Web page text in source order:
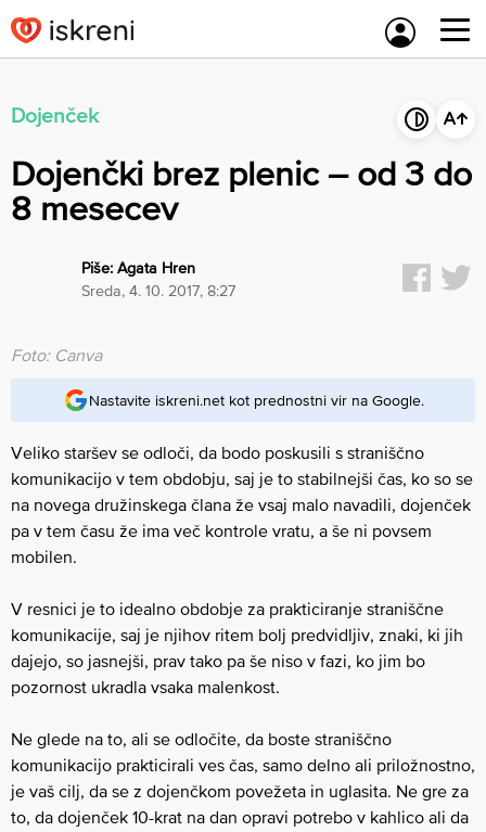
to
content
Dojenček
Dojenčki brez plenic – od 3 do
8 mesecev
Piše:Agata Hren
sreda, 4. 10. 2017, 8:27
Foto: Canva
Nastavite iskreni.net kot prednostni vir na Google.
Veliko staršev se odloči, da bodo poskusili s straniščno
komunikacijo v tem obdobju, saj je to stabilnejši čas, ko so se
na novega družinskega člana že vsaj malo navadili, dojenček
pa v tem času že ima več kontrole vratu, a še ni povsem
mobilen.
V resnici je to idealno obdobje za prakticiranje straniščne
komunikacije, saj je njihov ritem bolj predvidljiv, znaki, ki jih
dajejo, so jasnejši, prav tako pa še niso v fazi, ko jim bo
pozornost ukradla vsaka malenkost.
Ne glede na to, ali se odločite, da boste straniščno
komunikacijo prakticirali ves čas, samo delno ali priložnostno,
je vaš cilj, da se z dojenčkom povežeta in uglasita. Ne gre za
to, da dojenček 10-krat na dan opravi potrebo v kahlico ali da